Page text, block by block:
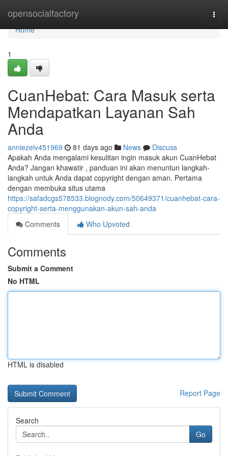
opensocialfactory
Home
Home
1
CuanHebat: Cara Masuk serta
Mendapatkan Layanan Sah
Anda
anniezeiv451969 81 days ago News
Discuss
Apakah Anda mengalami kesulitan ingin masuk akun CuanHebat
Anda? Jangan khawatir , panduan ini akan menuntun langkah-
langkah untuk Anda dapat copyright dengan aman. Pertama
dengan membuka situs utama
https://safadcgs578533.blognody.com/50649371/cuanhebat-cara-
copyright-serta-menggunakan-akun-sah-anda
Comments
Who Upvoted
Comments
Submit a Comment
No HTML
HTML is disabled
Report Page
Search
Go